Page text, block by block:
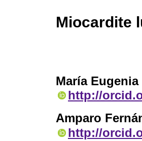
Miocardite
María
http://
Amparo
http://